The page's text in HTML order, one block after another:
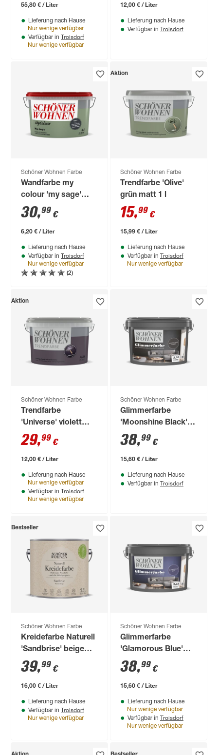
55,80 € / Liter
Lieferung nach Hause
Nur wenige verfügbar
Verfügbar in Troisdorf
Nur wenige verfügbar
12,00 € / Liter
Lieferung nach Hause
Verfügbar in Troisdorf
Schöner Wohnen Farbe
Wandfarbe my
colour 'my sage'
grün matt 5 l
30,99 €
6,20 € / Liter
Lieferung nach Hause
Verfügbar in Troisdorf
Nur wenige verfügbar
(2)
Aktion
Schöner Wohnen Farbe
Trendfarbe 'Olive'
grün matt 1 l
15,99 €
15,99 € / Liter
Lieferung nach Hause
Verfügbar in Troisdorf
Nur wenige verfügbar
Aktion
Schöner Wohnen Farbe
Trendfarbe
'Universe' violett
matt 2,5 l
29,99 €
12,00 € / Liter
Lieferung nach Hause
Nur wenige verfügbar
Verfügbar in Troisdorf
Nur wenige verfügbar
Schöner Wohnen Farbe
Glimmerfarbe
'Moonshine Black'
schwarz matt 2,5 l
38,99 €
15,60 € / Liter
Lieferung nach Hause
Verfügbar in Troisdorf
Bestseller
Schöner Wohnen Farbe
Kreidefarbe Naturell
'Sandbrise' beige
matt 2,5 l
39,99 €
16,00 € / Liter
Lieferung nach Hause
Verfügbar in Troisdorf
Nur wenige verfügbar
Schöner Wohnen Farbe
Glimmerfarbe
'Glamorous Blue'
blau matt 2,5 l
38,99 €
15,60 € / Liter
Lieferung nach Hause
Nur wenige verfügbar
Verfügbar in Troisdorf
Nur wenige verfügbar